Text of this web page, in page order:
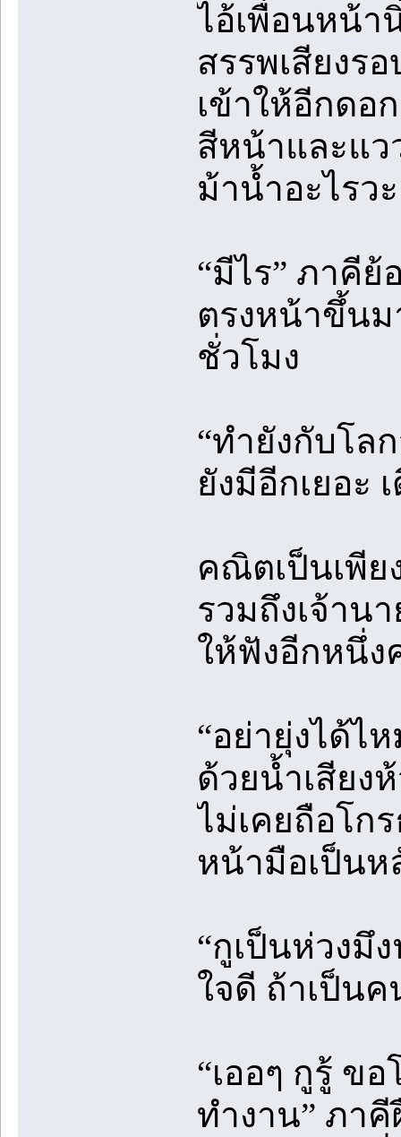
ไอ้เพื่อนหน้า
สรรพเสียงร
เข้าให้อีกดอ
สีหน้าและแว
ม้าน้ำอะไรวะ
“มีไร” ภาคี
ตรงหน้าขึ้น
ชั่วโมง
“ทำยังกับโล
ยังมีอีกเยอะ
คณิตเป็นเพีย
รวมถึงเจ้าน
ให้ฟังอีกหนึ่ง
“อย่ายุ่งได้ไ
ด้วยน้ำเสียง
ไม่เคยถือโก
หน้ามือเป็นห
“กูเป็นห่วงมึ
ใจดี ถ้าเป็น
“เออๆ กูรู้ ข
ทำงาน” ภา